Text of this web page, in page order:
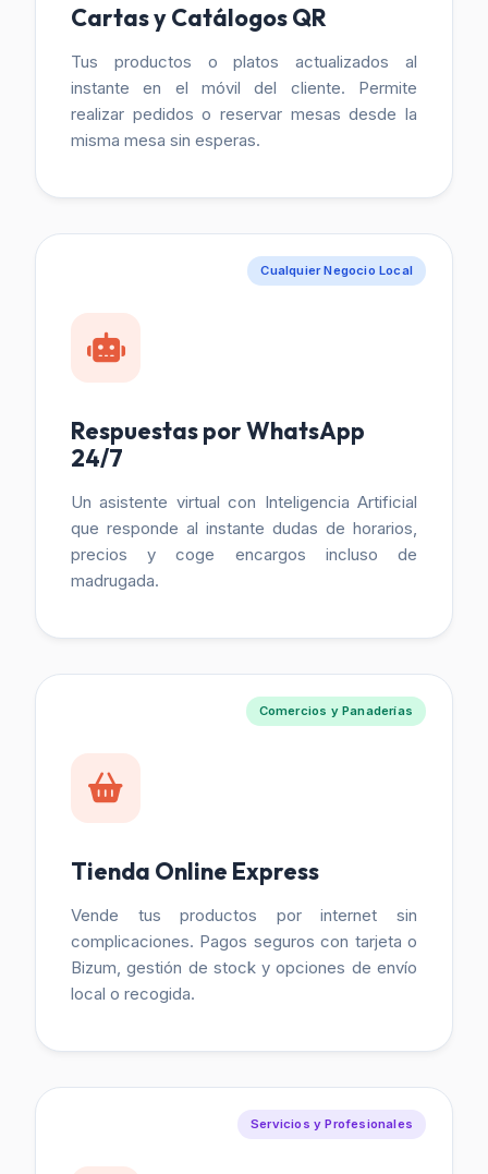
Cartas y Catálogos QR
Tus productos o platos actualizados al
instante en el móvil del cliente. Permite
realizar pedidos o reservar mesas desde la
misma mesa sin esperas.
Cualquier Negocio Local
Respuestas por WhatsApp
24/7
Un asistente virtual con Inteligencia Artificial
que responde al instante dudas de horarios,
precios y coge encargos incluso de
madrugada.
Comercios y Panaderías
Tienda Online Express
Vende tus productos por internet sin
complicaciones. Pagos seguros con tarjeta o
Bizum, gestión de stock y opciones de envío
local o recogida.
Servicios y Profesionales